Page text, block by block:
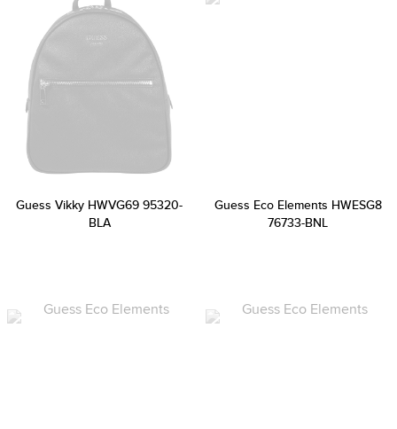
Guess Vikky HWVG69 95320-
BLA
Guess Eco Elements HWESG8
76733-BNL